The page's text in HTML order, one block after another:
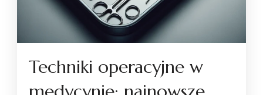
Techniki operacyjne w